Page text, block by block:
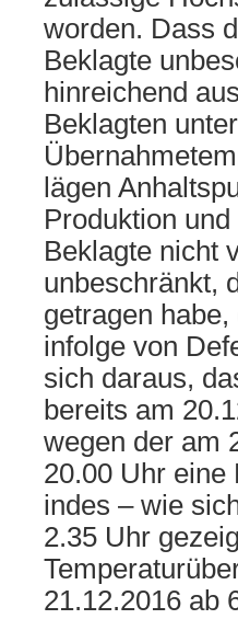
worden. Dass
Beklagte
hinreichend
Beklagten
lägen
Produktion
Beklagte nicht
unbeschränkt,
getragen
infolge von
sich daraus,
bereits am
wegen der am
20.00 Uhr eine
indes – wie
2.35 Uhr
21.12.2016 ab